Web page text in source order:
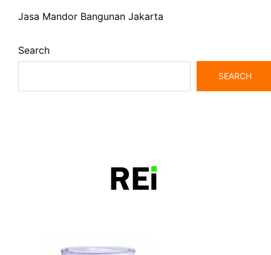
Jasa Mandor Bangunan Jakarta
Search
SEARCH